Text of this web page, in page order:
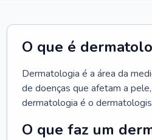
O que é
Dermatologia é a área da
de doenças que afetam a
dermatologia é o
O que faz um